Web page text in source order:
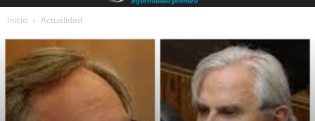
Inicio Actualidad